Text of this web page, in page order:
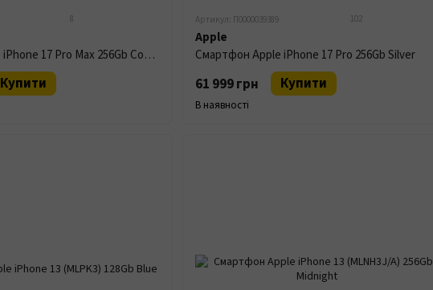
8
Смартфон Apple iPhone 17 Pro Max 256Gb Cosmic Orange
Купити
Артикул: П0000039389 102
Apple
Смартфон Apple iPhone 17 Pro 256Gb Silver
61 999 грн Купити
В наявності